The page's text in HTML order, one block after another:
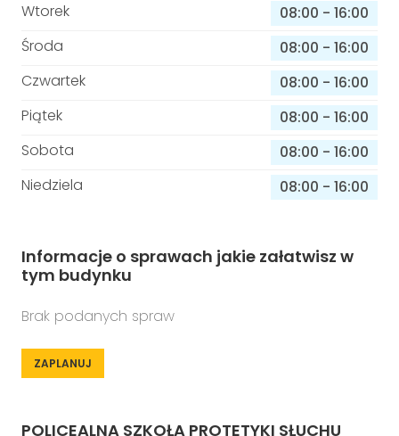
Wtorek
08:00 - 16:00
Środa
08:00 - 16:00
Czwartek
08:00 - 16:00
Piątek
08:00 - 16:00
Sobota
08:00 - 16:00
Niedziela
08:00 - 16:00
Informacje o sprawach jakie załatwisz w
tym budynku
Brak podanych spraw
ZAPLANUJ
POLICEALNA SZKOŁA PROTETYKI SŁUCHU